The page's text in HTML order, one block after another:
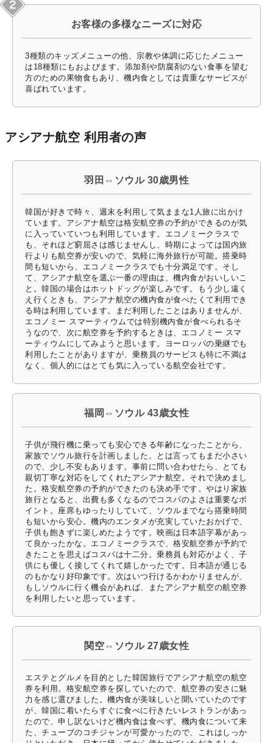
お客様の多様なニーズに対応
3種類のキッズメニューの他、宗教や体調に応じたメニュー
は18種類にもおよびます。添加剤や防腐剤のない食事を望む
方のための果物食もあり、機内食としては貴重なサービスが
喜ばれています。
アシアナ航空 利用者の声
羽田⇔ソウル 30歳男性
韓国が好きで時々、週末を利用して気ままな1人旅に出かけ
ています。アシアナ航空は格安航空券の予約ができるのが気
に入っていていつも利用しています。エコノミークラスで
も、それほど窮屈さは感じませんし、時期によっては国内旅
行よりも航空券が安いので、気軽に海外旅行が可能。搭乗時
間も短いから、エコノミークラスでも十分満足です。そし
て、アシアナ航空を選ぶ一番の理由は、機内食がおいしいこ
と。韓国の場合はホットドッグが楽しみです。もう少し遠く
え行くときも、アシアナ航空の機内食が食べたくて利用でき
る時は利用しています。まだ利用したことはありませんが、
エコノミー スマーティウムでは特別機内食が食べられるそ
うなので、次に航空券を予約するときは、エコノミー スマ
ーティウムにしてみようと思います。ヨーロッパの乗継でも
利用したことがありますが、乗務員のサービスも特に不満は
なく、個人的にはとても気に入っている航空会社です。
福岡⇔ソウル 43歳女性
子供が飛行機に乗っても安心できる年齢になったことから、
家族でソウル旅行を計画しました。とは言ってもまだ小さい
ので、少し不安もあります。事前に問い合わせたら、とても
親切丁寧な対応をしてくれたアシアナ航空。それで決めまし
た。格安航空券の予約ができたのも決め手です。やはり家族
旅行となると、出費も多くなるのでコスパのよさは重要なポ
イント。座席もゆったりしていて、ソウルまでなら搭乗時間
も短いから安心。機内のエンタメが充実していたおかげで、
子供も飽きずに楽しめたようです。映画は日本語字幕があっ
て良かったかな。エコノミークラスで、格安航空券が予約で
きたことを思えばコスパは十二分。乗務員も対応がよく、子
供にも優しく接してくれて嬉しかったです。日本語が通じる
のもかなり好印象です。次はいつ行けるかわかりませんが、
もしソウルに行く機会があれば、またアシアナ航空の航空券
を利用したいと思っています。
関空⇔ソウル 27歳女性
エステとグルメを目的とした韓国旅行でアシアナ航空の航空
券を利用。格安航空券を探していたので、航空券の安さに魅
力を感じ選びました。機内食が美味しいと聞いていたのです
が、韓国に着いたらすぐに食べに行きたいレストランがあっ
たので、申し訳ないけど機内食は食べず。機内食について来
た、チューブのコチジャンが可愛かったので、これはしっか